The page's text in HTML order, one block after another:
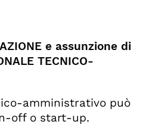
e assunzione di
TECNICO-
amministrativo può
off o start-up.